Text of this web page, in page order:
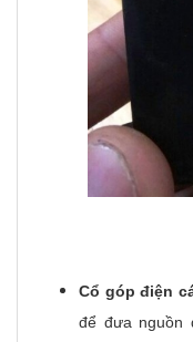
Cổ góp điện
để đưa nguồn